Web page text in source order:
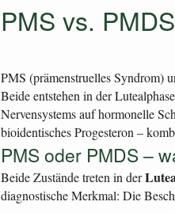
PMS vs.
PMS (prämenstruelles Syndrom)
Beide entstehen in der
Nervensystems auf hormonelle
bioidentisches Progesteron –
PMS oder PMDS –
Beide Zustände treten in der
diagnostische Merkmal: Die